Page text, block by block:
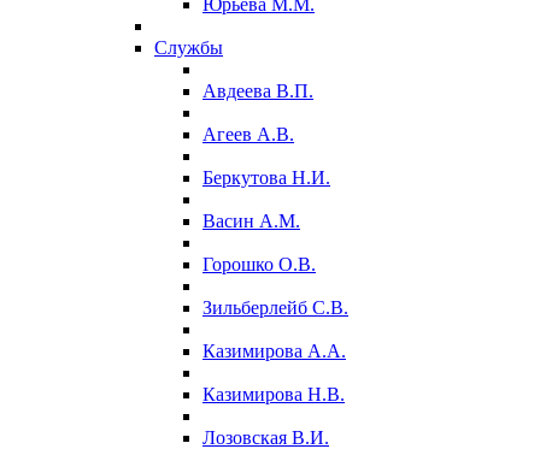
Юрьева М.М.
Службы
Авдеева В.П.
Агеев А.В.
Беркутова Н.И.
Васин А.М.
Горошко О.В.
Зильберлейб С.В.
Казимирова А.А.
Казимирова Н.В.
Лозовская В.И.